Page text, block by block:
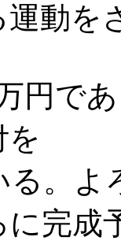
動を
円で
を
る。よ
に完成